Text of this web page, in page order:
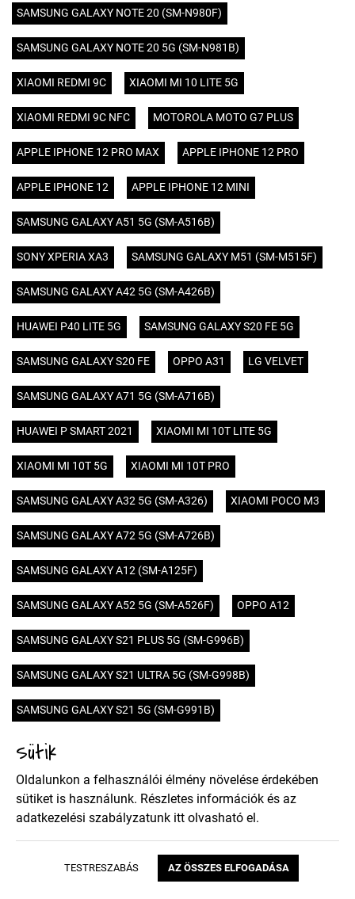
SAMSUNG GALAXY NOTE 20 (SM-N980F)
SAMSUNG GALAXY NOTE 20 5G (SM-N981B)
XIAOMI REDMI 9C XIAOMI MI 10 LITE 5G
XIAOMI REDMI 9C NFC MOTOROLA MOTO G7 PLUS
APPLE IPHONE 12 PRO MAX APPLE IPHONE 12 PRO
APPLE IPHONE 12 APPLE IPHONE 12 MINI
SAMSUNG GALAXY A51 5G (SM-A516B)
SONY XPERIA XA3 SAMSUNG GALAXY M51 (SM-M515F)
SAMSUNG GALAXY A42 5G (SM-A426B)
HUAWEI P40 LITE 5G SAMSUNG GALAXY S20 FE 5G
SAMSUNG GALAXY S20 FE OPPO A31 LG VELVET
SAMSUNG GALAXY A71 5G (SM-A716B)
HUAWEI P SMART 2021 XIAOMI MI 10T LITE 5G
XIAOMI MI 10T 5G XIAOMI MI 10T PRO
SAMSUNG GALAXY A32 5G (SM-A326) XIAOMI POCO M3
SAMSUNG GALAXY A72 5G (SM-A726B)
SAMSUNG GALAXY A12 (SM-A125F)
SAMSUNG GALAXY A52 5G (SM-A526F) OPPO A12
SAMSUNG GALAXY S21 PLUS 5G (SM-G996B)
SAMSUNG GALAXY S21 ULTRA 5G (SM-G998B)
SAMSUNG GALAXY S21 5G (SM-G991B)
SAMSUNG GALAXY M31S (SM-M317F)
HUAWEI MATE 40 PRO HUAWEI MATE 40 OPPO A12S
HUAWEI HONOR 9X PRO HUAWEI HONOR 9X
Sütik
Oldalunkon a felhasználói élmény növelése érdekében
sütiket is használunk. Részletes információk és az
adatkezelési szabályzatunk itt olvasható el.
TESTRESZABÁS AZ ÖSSZES ELFOGADÁSA